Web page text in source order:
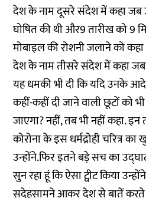
देश के नाम दूसरे संदेश में कहा जब
घोषित की थी और9 तारीख को 9
मोबाइल की रोशनी जलाने को कहा
देश के नाम तीसरे संदेश में कहा
यह धमकी भी दी कि यदि उनके
कहीं-कहीं दी जाने वाली छूटों को
जाएगा? नहीं, तब भी नहीं कहा.
कोरोना के इस धर्मद्रोही चरित्र
उन्होंने.फिर इतने बड़े सच का
सुन रहा हूं कि ऐसा ट्वीट किया
सदेहसामने आकर देश से बातें करते